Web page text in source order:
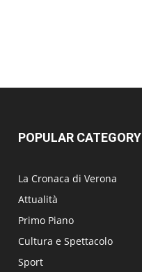
POPULAR CATEGORY
La Cronaca di Verona
Attualità
Primo Piano
Cultura e Spettacolo
Sport